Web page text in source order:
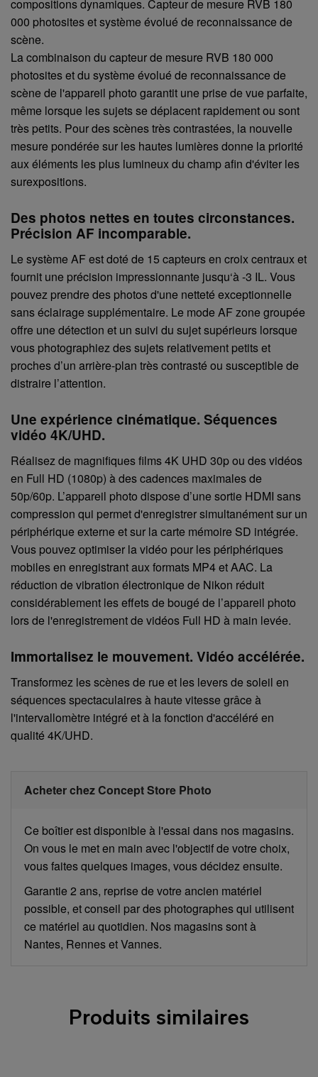
compositions dynamiques. Capteur de mesure RVB 180
000 photosites et système évolué de reconnaissance de
scène.
La combinaison du capteur de mesure RVB 180 000
photosites et du système évolué de reconnaissance de
scène de l'appareil photo garantit une prise de vue parfaite,
même lorsque les sujets se déplacent rapidement ou sont
très petits. Pour des scènes très contrastées, la nouvelle
mesure pondérée sur les hautes lumières donne la priorité
aux éléments les plus lumineux du champ afin d'éviter les
surexpositions.
Des photos nettes en toutes circonstances.
Précision AF incomparable.
Le système AF est doté de 15 capteurs en croix centraux et
fournit une précision impressionnante jusqu‘à -3 IL. Vous
pouvez prendre des photos d'une netteté exceptionnelle
sans éclairage supplémentaire. Le mode AF zone groupée
offre une détection et un suivi du sujet supérieurs lorsque
vous photographiez des sujets relativement petits et
proches d’un arrière-plan très contrasté ou susceptible de
distraire l’attention.
Une expérience cinématique. Séquences
vidéo 4K/UHD.
Réalisez de magnifiques films 4K UHD 30p ou des vidéos
en Full HD (1080p) à des cadences maximales de
50p/60p. L’appareil photo dispose d’une sortie HDMI sans
compression qui permet d'enregistrer simultanément sur un
périphérique externe et sur la carte mémoire SD intégrée.
Vous pouvez optimiser la vidéo pour les périphériques
mobiles en enregistrant aux formats MP4 et AAC. La
réduction de vibration électronique de Nikon réduit
considérablement les effets de bougé de l’appareil photo
lors de l'enregistrement de vidéos Full HD à main levée.
Immortalisez le mouvement. Vidéo accélérée.
Transformez les scènes de rue et les levers de soleil en
séquences spectaculaires à haute vitesse grâce à
l'intervallomètre intégré et à la fonction d'accéléré en
qualité 4K/UHD.
Acheter chez Concept Store Photo
Ce boîtier est disponible à l'essai dans nos magasins.
On vous le met en main avec l'objectif de votre choix,
vous faites quelques images, vous décidez ensuite.
Garantie 2 ans, reprise de votre ancien matériel
possible, et conseil par des photographes qui utilisent
ce matériel au quotidien. Nos magasins sont à
Nantes, Rennes et Vannes.
Produits similaires